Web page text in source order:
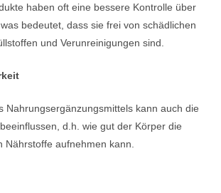
haben oft eine bessere Kontrolle über
bedeutet, dass sie frei von schädlichen
und Verunreinigungen sind.
Nahrungsergänzungsmittels kann auch die
d.h. wie gut der Körper die
Nährstoffe aufnehmen kann.